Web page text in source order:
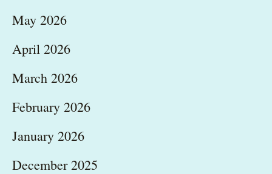
May 2026
April 2026
March 2026
February 2026
January 2026
December 2025